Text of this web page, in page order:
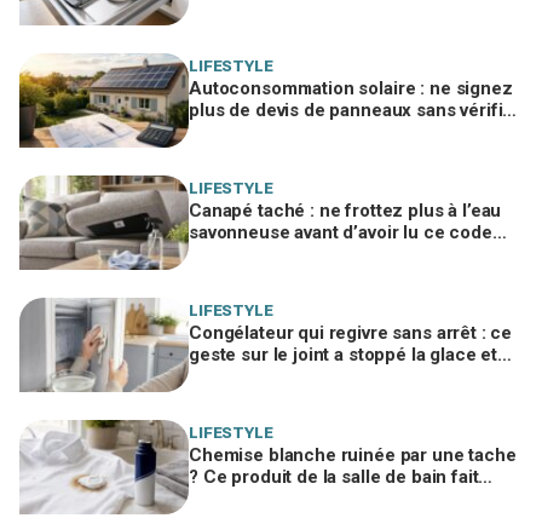
LIFESTYLE
Autoconsommation solaire : ne signez
plus de devis de panneaux sans vérifier
LIFESTYLE
Canapé taché : ne frottez plus à l’eau
savonneuse avant d’avoir lu ce code
LIFESTYLE
Congélateur qui regivre sans arrêt : ce
geste sur le joint a stoppé la glace et
LIFESTYLE
Chemise blanche ruinée par une tache
? Ce produit de la salle de bain fait